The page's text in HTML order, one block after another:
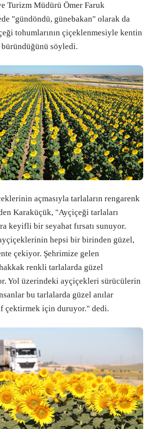
Turizm Müdürü Ömer Faruk
"gündöndü, günebakan" olarak da
tohumlarının çiçeklenmesiyle kentin
söyledi.
açmasıyla tarlaların rengarenk
Karaküçük, "Ayçiçeği tarlaları
keyifli bir seyahat fırsatı sunuyor.
hepsi bir birinden güzel,
çekiyor. Şehrimize gelen
renkli tarlalarda güzel
Yol üzerindeki ayçiçekleri sürücülerin
bu tarlalarda güzel anılar
çektirmek için duruyor." dedi.